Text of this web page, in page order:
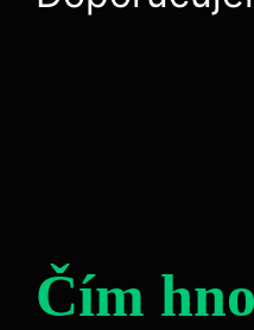
Čím